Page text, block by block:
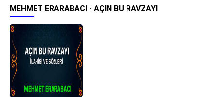
MEHMET ERARABACI - AÇIN BU RAVZAYI